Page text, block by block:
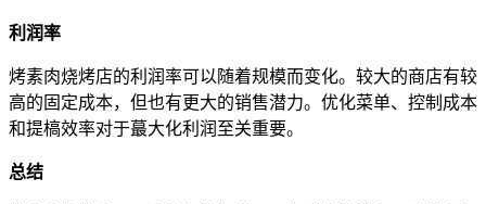
利润率
烤素肉烧烤店的利润率可以随着规模而变化。较大的商店有较
高的固定成本，但也有更大的销售潜力。优化菜单、控制成本
和提槁效率对于蕞大化利润至关重要。
总结